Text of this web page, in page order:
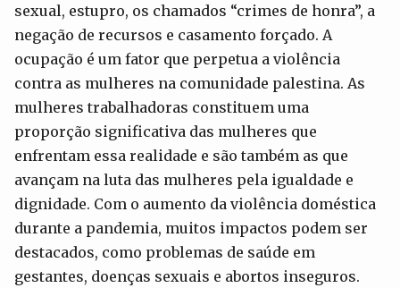
sexual, estupro, os chamados “crimes de honra”, a
negação de recursos e casamento forçado. A
ocupação é um fator que perpetua a violência
contra as mulheres na comunidade palestina. As
mulheres trabalhadoras constituem uma
proporção significativa das mulheres que
enfrentam essa realidade e são também as que
avançam na luta das mulheres pela igualdade e
dignidade. Com o aumento da violência doméstica
durante a pandemia, muitos impactos podem ser
destacados, como problemas de saúde em
gestantes, doenças sexuais e abortos inseguros.